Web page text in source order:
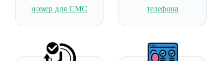
номер для СМС
телефона